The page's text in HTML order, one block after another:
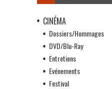
CINÉMA
Dossiers/Hommages
DVD/Blu-Ray
Entretiens
Evénements
Festival